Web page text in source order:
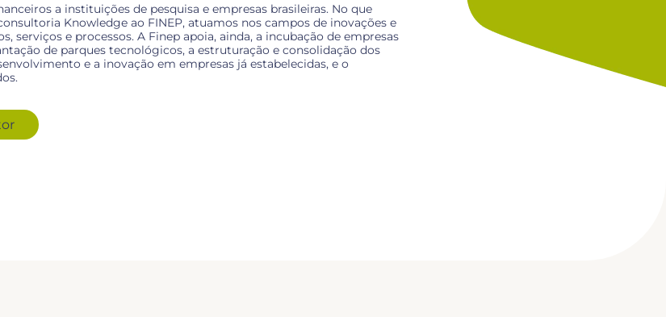
a instituições de pesquisa e empresas brasileiras. No que
Knowledge ao FINEP, atuamos nos campos de inovações e
serviços e processos. A Finep apoia, ainda, a incubação de empresas
de parques tecnológicos, a estruturação e consolidação dos
e a inovação em empresas já estabelecidas, e o